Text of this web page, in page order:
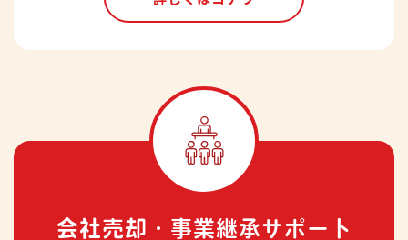
会社売却・事業継承サポート